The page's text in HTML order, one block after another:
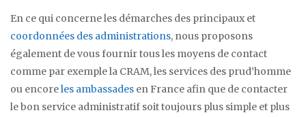
En ce qui concerne les démarches des principaux et
coordonnées des administrations, nous proposons
également de vous fournir tous les moyens de contact
comme par exemple la CRAM, les services des prud’homme
ou encoreles ambassades en France afin que de contacter
le bon service administratif soit toujours plus simple et plus